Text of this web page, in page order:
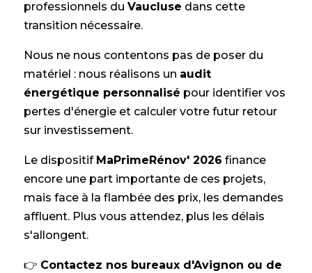
professionnels du Vaucluse dans cette
transition nécessaire.
Nous ne nous contentons pas de poser du
matériel : nous réalisons un audit
énergétique personnalisé pour identifier vos
pertes d'énergie et calculer votre futur retour
sur investissement.
Le dispositif MaPrimeRénov' 2026 finance
encore une part importante de ces projets,
mais face à la flambée des prix, les demandes
affluent. Plus vous attendez, plus les délais
s'allongent.
👉 Contactez nos bureaux d'Avignon ou de